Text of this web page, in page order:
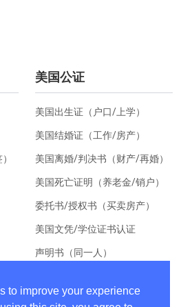
美国公证
美国出生证（户口/上学）
美国结婚证（工作/房产）
美国离婚/判决书（财产/再婚）
美国死亡证明（养老金/销户）
委托书/授权书（买卖房产）
美国文凭/学位证书认证
声明书（同一人）
to improve your experience